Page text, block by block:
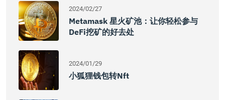
2024/02/27
Metamask 星火矿池：让你轻松参与
DeFi挖矿的好去处
2024/01/29
小狐狸钱包转nft